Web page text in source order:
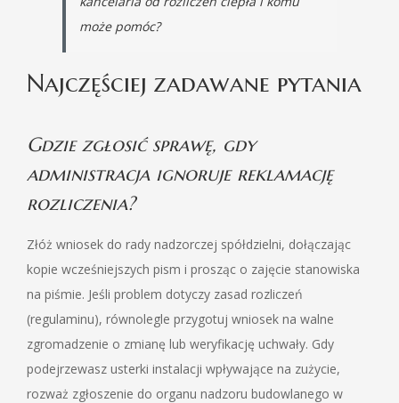
może pomóc?
Najczęściej zadawane pytania
Gdzie zgłosić sprawę, gdy
administracja ignoruje reklamację
rozliczenia?
Złóż wniosek do rady nadzorczej spółdzielni, dołączając
kopie wcześniejszych pism i prosząc o zajęcie stanowiska
na piśmie. Jeśli problem dotyczy zasad rozliczeń
(regulaminu), równolegle przygotuj wniosek na walne
zgromadzenie o zmianę lub weryfikację uchwały. Gdy
podejrzewasz usterki instalacji wpływające na zużycie,
rozważ zgłoszenie do organu nadzoru budowlanego w